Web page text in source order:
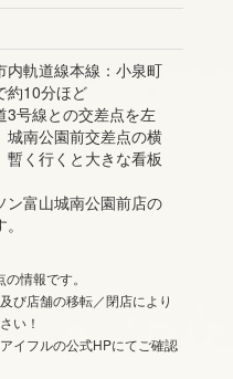
内軌道線本線：小泉町
約10分ほど
3号線との交差点を左
城南公園前交差点の横
く行くと大きな看板
ン富山城南公園前店の
情報です。
び店舗の移転／閉店により
い！
イフルの公式HPにてご確認